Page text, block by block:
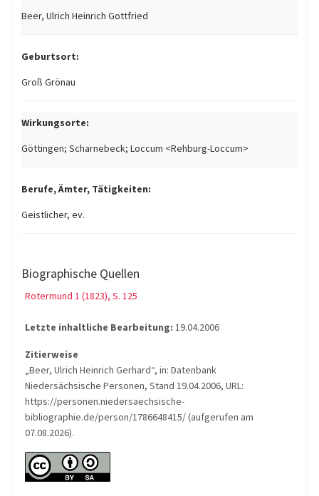
Beer, Ulrich Heinrich Gottfried
Geburtsort:
Groß Grönau
Wirkungsorte:
Göttingen; Scharnebeck; Loccum <Rehburg-Loccum>
Berufe, Ämter, Tätigkeiten:
Geistlicher, ev.
Biographische Quellen
Rotermund 1 (1823), S. 125
Letzte inhaltliche Bearbeitung: 19.04.2006
Zitierweise
„Beer, Ulrich Heinrich Gerhard“, in: Datenbank
Niedersächsische Personen, Stand 19.04.2006, URL:
https://personen.niedersaechsische-
bibliographie.de/person/1786648415/ (aufgerufen am
07.08.2026).